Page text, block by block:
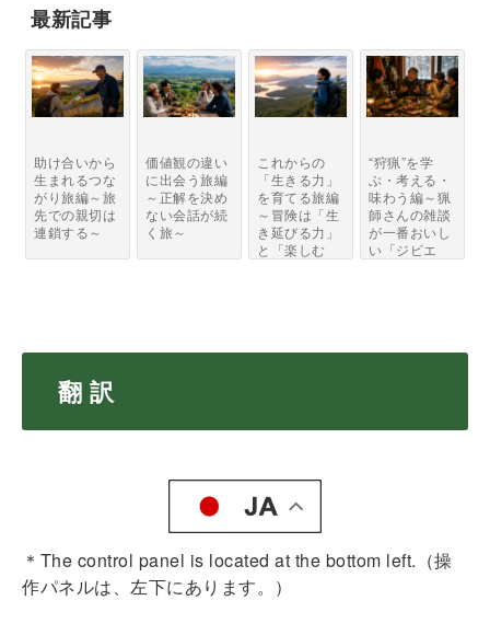
最新記事
助け合いから
生まれるつな
がり旅編～旅
先での親切は
連鎖する～
価値観の違い
に出会う旅編
～正解を決め
ない会話が続
く旅～
これからの
「生きる力」
を育てる旅編
～冒険は「生
き延びる力」
と「楽しむ
“狩猟”を学
ぶ・考える・
味わう編～猟
師さんの雑談
が一番おいし
い「ジビエ
翻 訳
＊The control panel is located at the bottom left.（操
作パネルは、左下にあります。）